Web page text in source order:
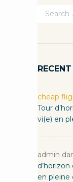
cheap
Tour
vi(e) en
admin
en pleine